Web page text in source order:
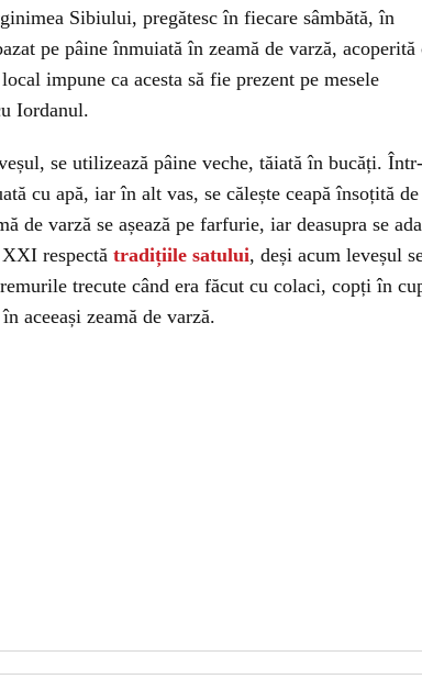
Sibiului, pregătesc în fiecare sâmbătă, în
pe pâine înmuiată în zeamă de varză, acoperită
impune ca acesta să fie prezent pe mesele
Iordanul.
se utilizează pâine veche, tăiată în bucăți.
cu apă, iar în alt vas, se călește ceapă însoțită
de varză se așează pe farfurie, iar deasupra se
respectă tradițiile satului, deși acum leveșul
trecute când era făcut cu colaci, copți în
aceeași zeamă de varză.